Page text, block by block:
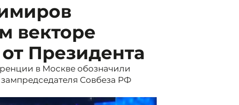
векторе
Президента
в Москве обозначили
Совбеза РФ